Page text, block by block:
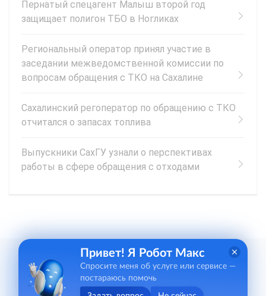
Пернатый спецагент Малыш второй год
защищает полигон ТБО в Ногликах
Региональный оператор принял участие в
заседании межведомственной комиссии по
вопросам обращения с ТКО на Сахалине
Сахалинский регоператор по обращению с ТКО
отчитался о запасах топлива
Выпускники СахГУ узнали о перспективах
работы в сфере обращения с отходами
Привет! Я Робот Макс
Спросите меня об услуге или сервисе —
постараюсь помочь